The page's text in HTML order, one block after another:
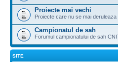
Proiecte mai vechi
Proiecte care nu se mai deruleaza
Campionatul de sah
Forumul campionatului de sah
SITE